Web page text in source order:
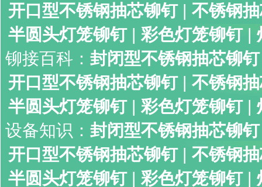
开口型不锈钢抽芯铆钉| 不锈钢
半圆头灯笼铆钉| 彩色灯笼铆钉|
铆接百科： 封闭型不锈钢抽芯铆钉
开口型不锈钢抽芯铆钉| 不锈钢
半圆头灯笼铆钉| 彩色灯笼铆钉|
设备知识： 封闭型不锈钢抽芯铆钉
开口型不锈钢抽芯铆钉| 不锈钢
半圆头灯笼铆钉| 彩色灯笼铆钉|